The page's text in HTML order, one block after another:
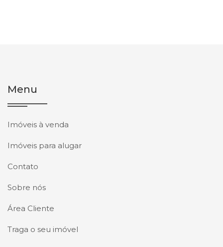
Menu
Imóveis à venda
Imóveis para alugar
Contato
Sobre nós
Área Cliente
Traga o seu imóvel